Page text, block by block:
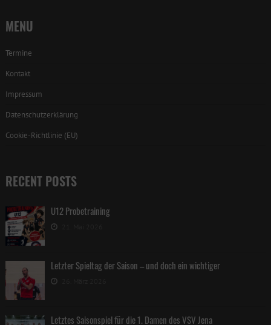
MENU
Termine
Kontakt
Impressum
Datenschutzerklärung
Cookie-Richtlinie (EU)
RECENT POSTS
U12 Probetraining
Letzter Spieltag der Saison – und doch ein wichtiger
Letztes Saisonspiel für die 1. Damen des VSV Jena